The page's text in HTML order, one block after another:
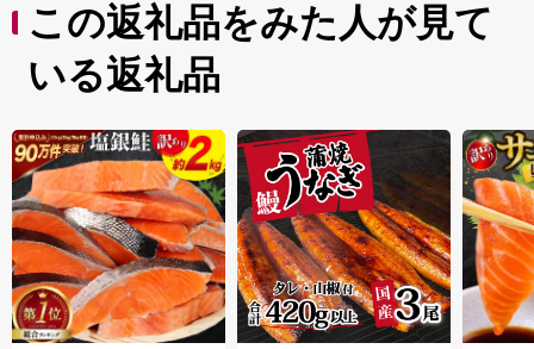
この返礼品をみた人が見て
いる返礼品